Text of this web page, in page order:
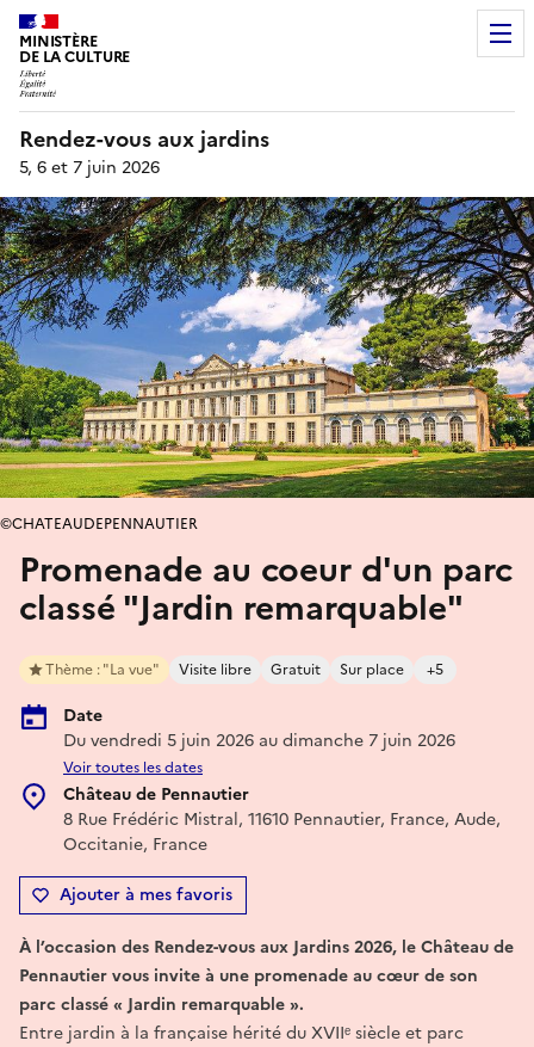
MINISTÈRE
DE LA CULTURE
Rendez-vous aux jardins
5, 6 et 7 juin 2026
Promenade au coeur d'un parc
classé "Jardin remarquable"
Thème : "La vue" Visite libre Gratuit Sur place +5
Date
Du vendredi 5 juin 2026 au dimanche 7 juin 2026
Voir toutes les dates
Château de Pennautier
8 Rue Frédéric Mistral, 11610 Pennautier, France, Aude,
Occitanie, France
Ajouter à mes favoris
©CHATEAUDEPENNAUTIER
À l’occasion des Rendez-vous aux Jardins 2026, le Château de
Pennautier vous invite à une promenade au cœur de son
parc classé « Jardin remarquable ».
Entre jardin à la française hérité du XVIIᵉ siècle et parc